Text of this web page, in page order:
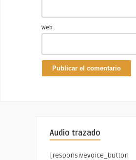
Web
Audio trazado
[responsivevoice_button